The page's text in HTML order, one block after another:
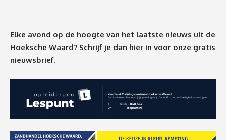
Elke avond op de hoogte van het laatste nieuws uit de
Hoeksche Waard? Schrijf je dan hier in voor onze gratis
nieuwsbrief.